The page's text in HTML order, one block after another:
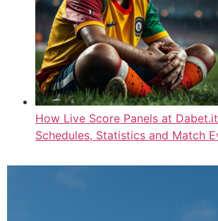
How Live Score Panels at
Schedules, Statistics and Match